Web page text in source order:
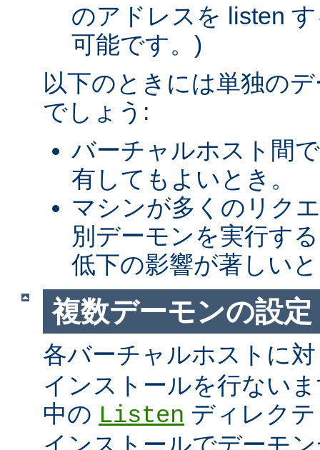
のアドレスを listen
可能です。)
以下のときには単独の
でしょう:
バーチャルホスト間
有してもよいとき。
マシンが多くのリク
別デーモンを実行す
低下の影響が著しい
複数デーモンの設定
各バーチャルホストに
インストールを行ない
中の Listen ディレク